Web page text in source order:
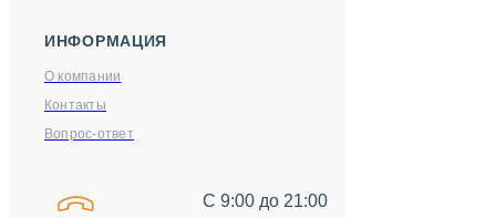
ИНФОРМАЦИЯ
О компании
Контакты
Вопрос-ответ
С 9:00 до 21:00